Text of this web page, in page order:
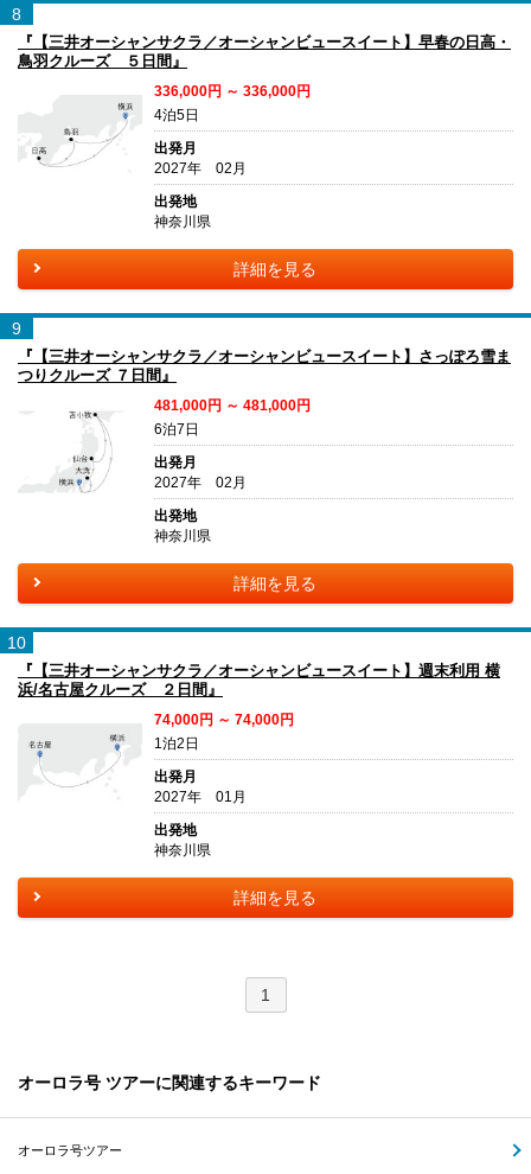
8
『【三井オーシャンサクラ／オーシャンビュースイート】早春の日高・
鳥羽クルーズ ５日間』
336,000円 ～ 336,000円
4泊5日
出発月
2027年 02月
出発地
神奈川県
詳細を見る
9
『【三井オーシャンサクラ／オーシャンビュースイート】さっぽろ雪ま
つりクルーズ ７日間』
481,000円 ～ 481,000円
6泊7日
出発月
2027年 02月
出発地
神奈川県
詳細を見る
10
『【三井オーシャンサクラ／オーシャンビュースイート】週末利用 横
浜/名古屋クルーズ ２日間』
74,000円 ～ 74,000円
1泊2日
出発月
2027年 01月
出発地
神奈川県
詳細を見る
1
オーロラ号 ツアーに関連するキーワード
オーロラ号ツアー